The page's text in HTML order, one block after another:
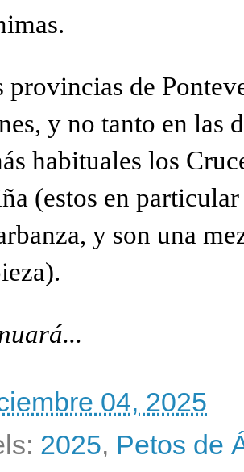
provincias de
y no tanto en las
habituales los
(estos en
y son una
04, 2025
2025, Petos de